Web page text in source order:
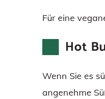
Für eine
Hot
Wenn Sie es
angenehme